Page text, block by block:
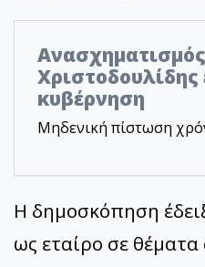
κυβέρνηση
Μηδενική πίστωση
Η δημοσκόπηση
ως εταίρο σε